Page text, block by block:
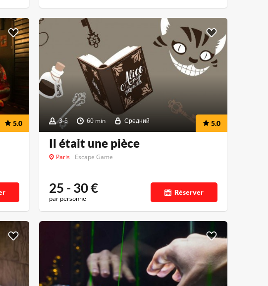
5.0 3-5 60 min Средний 5.0
Il était une pièce
Paris Escape Game
25 - 30€
par personne
Réserver